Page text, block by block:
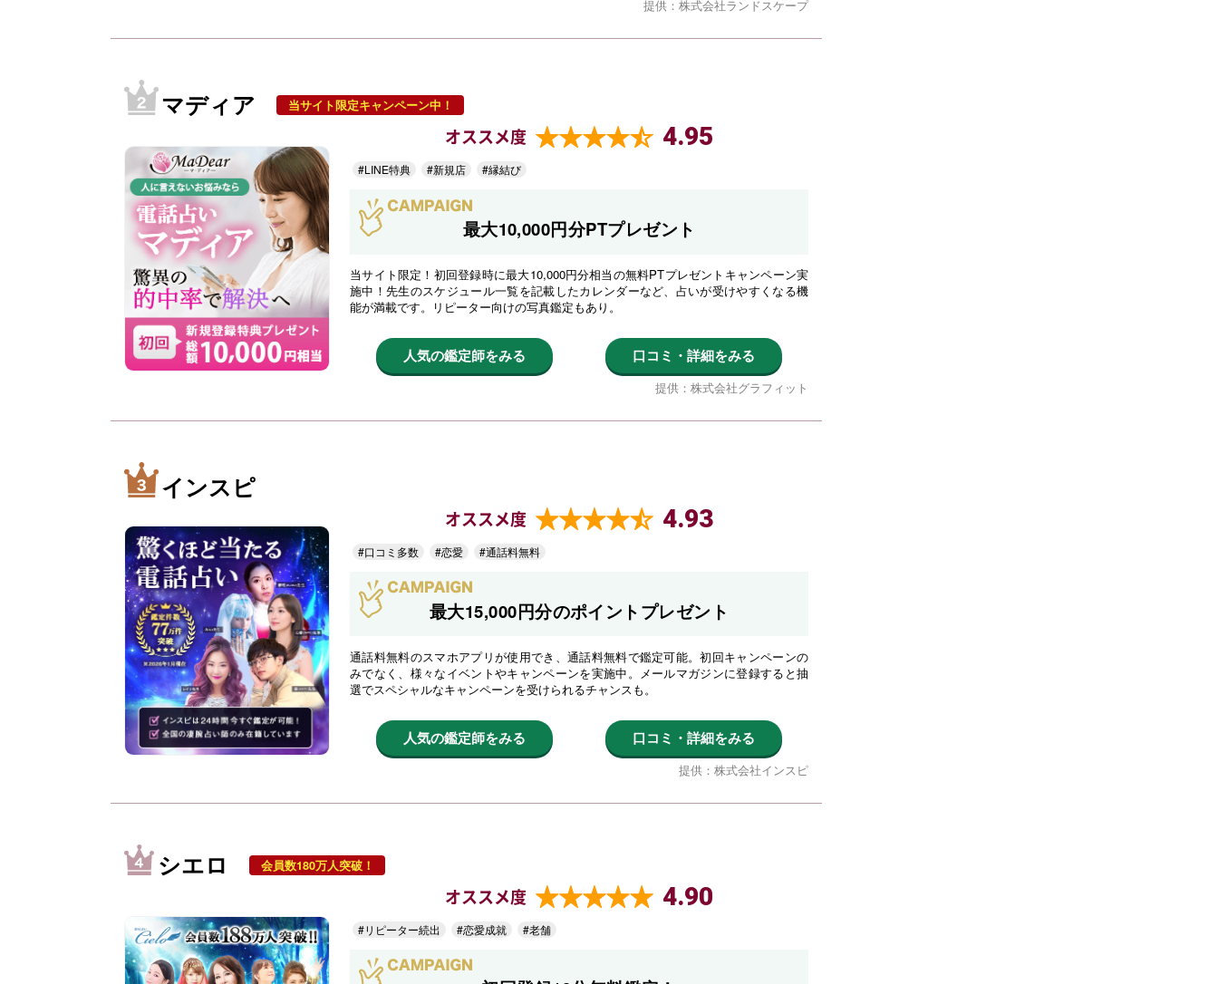
提供：株式会社ランドスケープ
マディア 当サイト限定キャンペーン中！
オススメ度 4.95
#LINE特典 #新規店 #縁結び
最大10,000円分PTプレゼント
当サイト限定！初回登録時に最大10,000円分相当の無料PTプレゼントキャンペーン実
施中！先生のスケジュール一覧を記載したカレンダーなど、占いが受けやすくなる機
能が満載です。リピーター向けの写真鑑定もあり。
人気の鑑定師をみる 口コミ・詳細をみる
提供：株式会社グラフィット
インスピ
オススメ度 4.93
#口コミ多数 #恋愛 #通話料無料
最大15,000円分のポイントプレゼント
通話料無料のスマホアプリが使用でき、通話料無料で鑑定可能。初回キャンペーンの
みでなく、様々なイベントやキャンペーンを実施中。メールマガジンに登録すると抽
選でスペシャルなキャンペーンを受けられるチャンスも。
人気の鑑定師をみる 口コミ・詳細をみる
提供：株式会社インスピ
シエロ 会員数180万人突破！
オススメ度 4.90
#リピーター続出 #恋愛成就 #老舗